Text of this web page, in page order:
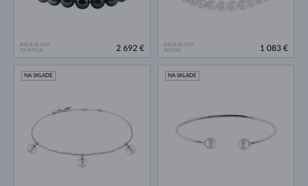
BIELE ZLATO
TAHITSKÁ
2 692 €
BIELE ZLATO
AKOYA
1 083 €
NA SKLADE NA SKLADE